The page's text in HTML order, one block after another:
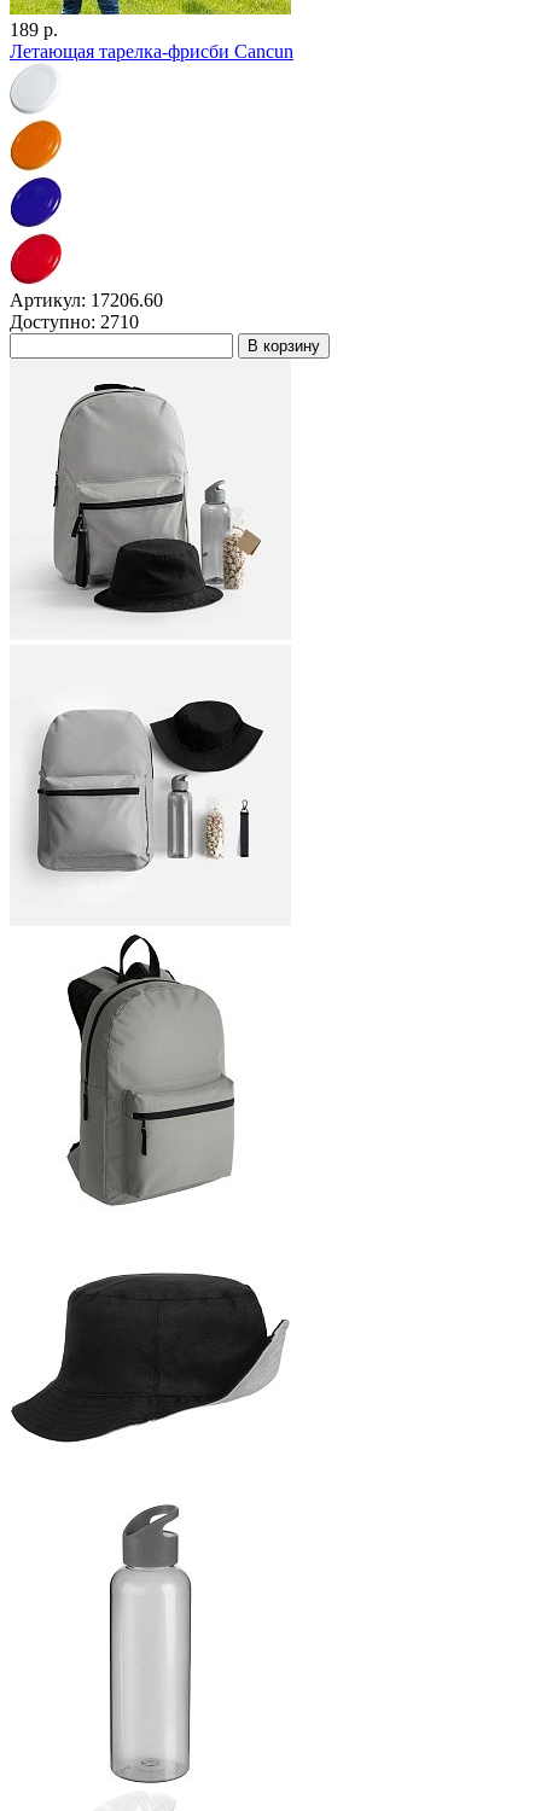
189 р.
Летающая тарелка-фрисби Cancun
Артикул: 17206.60
Доступно: 2710
В корзину